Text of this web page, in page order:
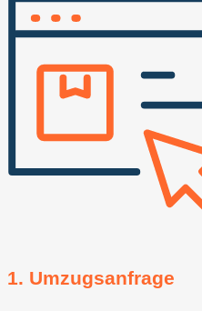
1. Umzugsanfrage